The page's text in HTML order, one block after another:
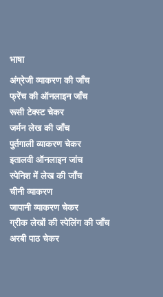
भाषा
अंग्रेजी व्याकरण की जाँच
फ्रेंच की ऑनलाइन जाँच
रूसी टेक्स्ट चेकर
जर्मन लेख की जाँच
पुर्तगाली व्याकरण चेकर
इतालवी ऑनलाइन जांच
स्पेनिश में लेख की जाँच
चीनी व्याकरण
जापानी व्याकरण चेकर
ग्रीक लेखों की स्पेलिंग की जाँच
अरबी पाठ चेकर